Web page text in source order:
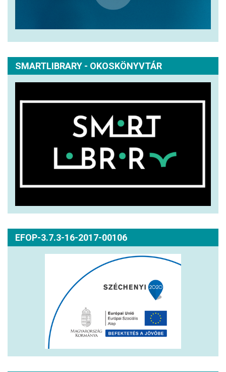
SMARTLIBRARY - OKOSKÖNYVTÁR
EFOP-3.7.3-16-2017-00106